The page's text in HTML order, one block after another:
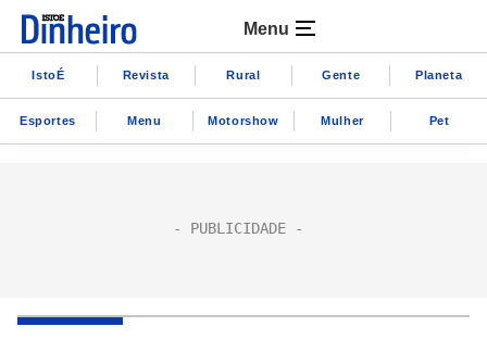
Menu
IstoÉ Revista Rural Gente Planeta
Esportes Menu Motorshow Mulher Pet